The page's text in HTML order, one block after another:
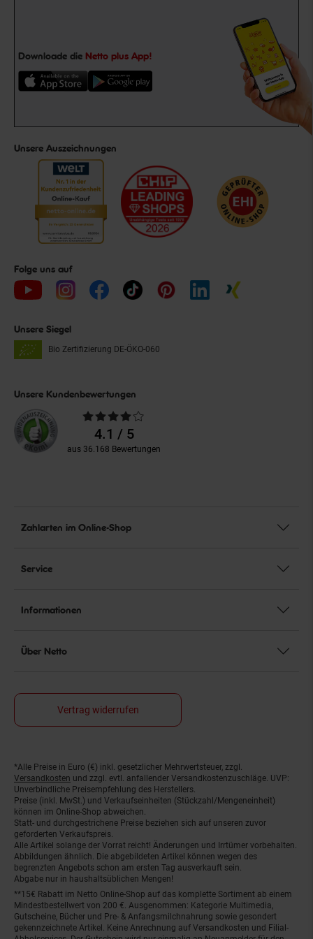
Downloade die Netto plus App!
Unsere Auszeichnungen
Folge uns auf
Unsere Siegel
Bio Zertifizierung DE-ÖKO-060
Unsere Kundenbewertungen
Durchschnittliche
Bewertungen4.1 / 5
aus 36.168 Bewertungen
Zahlarten im Online-Shop
Service
Informationen
Über Netto
Vertrag widerrufen
Fußnoten
*Alle Preise in Euro (€) inkl. gesetzlicher Mehrwertsteuer, zzgl.
Versandkosten und zzgl. evtl. anfallender Versandkostenzuschläge. UVP:
Unverbindliche Preisempfehlung des Herstellers.
Preise (inkl. MwSt.) und Verkaufseinheiten (Stückzahl/Mengeneinheit)
können im Online-Shop abweichen.
Statt- und durchgestrichene Preise beziehen sich auf unseren zuvor
geforderten Verkaufspreis.
Alle Artikel solange der Vorrat reicht! Änderungen und Irrtümer vorbehalten.
Abbildungen ähnlich. Die abgebildeten Artikel können wegen des
begrenzten Angebots schon am ersten Tag ausverkauft sein.
Abgabe nur in haushaltsüblichen Mengen!
**15€ Rabatt im Netto Online-Shop auf das komplette Sortiment ab einem
Mindestbestellwert von 200 €. Ausgenommen: Kategorie Multimedia,
Gutscheine, Bücher und Pre- & Anfangsmilchnahrung sowie gesondert
gekennzeichnete Artikel. Keine Anrechnung auf Versandkosten und Filial-